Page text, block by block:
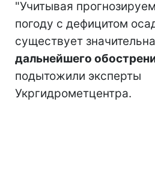
"Учитывая
погоду с дефицитом
существует
дальнейшего
подытожили эксперты
Укргидрометцентра.